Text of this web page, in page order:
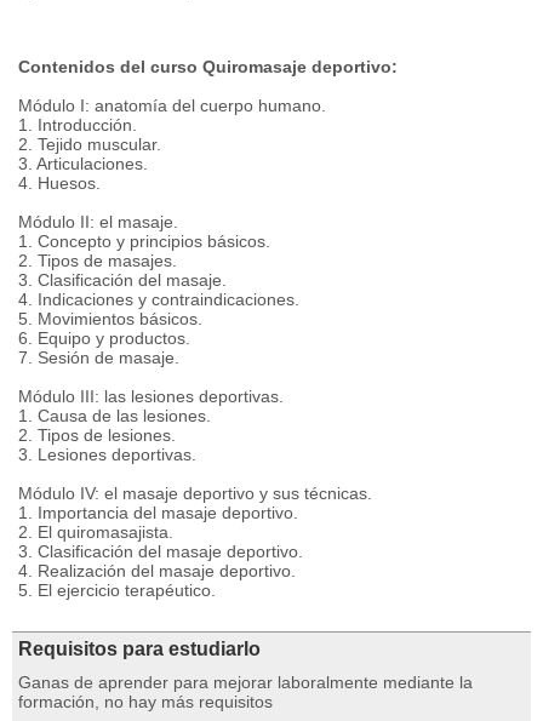
Contenidos del curso Quiromasaje deportivo:
Módulo I: anatomía del cuerpo humano.
1. Introducción.
2. Tejido muscular.
3. Articulaciones.
4. Huesos.
Módulo II: el masaje.
1. Concepto y principios básicos.
2. Tipos de masajes.
3. Clasificación del masaje.
4. Indicaciones y contraindicaciones.
5. Movimientos básicos.
6. Equipo y productos.
7. Sesión de masaje.
Módulo III: las lesiones deportivas.
1. Causa de las lesiones.
2. Tipos de lesiones.
3. Lesiones deportivas.
Módulo IV: el masaje deportivo y sus técnicas.
1. Importancia del masaje deportivo.
2. El quiromasajista.
3. Clasificación del masaje deportivo.
4. Realización del masaje deportivo.
5. El ejercicio terapéutico.
Requisitos para estudiarlo
Ganas de aprender para mejorar laboralmente mediante la
formación, no hay más requisitos